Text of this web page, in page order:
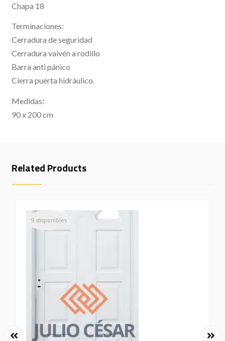
Chapa 18
Terminaciones:
Cerradura de seguridad
Cerradura vaivén a rodillo
Barra anti pánico
Cierra puerta hidráulico.
Medidas:
90 x 200 cm
Related Products
9 disponibles